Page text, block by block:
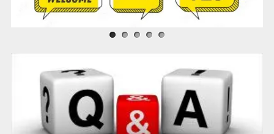
2020年01月
2018年04月
2018年01月
2016年12月
サンプル画像1
サンプル画像2
サンプル画像3